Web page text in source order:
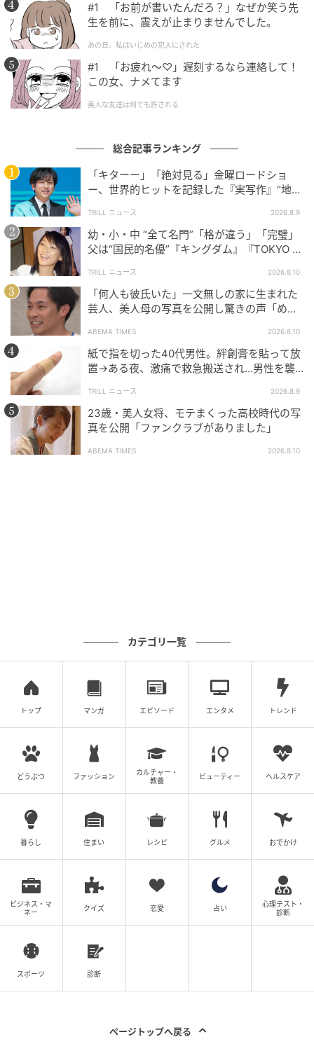
#1 「お前が書いたんだろ？」なぜか笑う先
生を前に、震えが止まりませんでした。
あの日、私はいじめの犯人にされた
#1 「お疲れ〜♡」遅刻するなら連絡して！
この女、ナメてます
美人な友達は何でも許される
総合記事ランキング
「キターー」「絶対見る」金曜ロードショ
ー、世界的ヒットを記録した『実写作』“地上
TRILL ニュース 2026.8.9
幼・小・中 “全て名門”「格が違う」「完璧」
父は“国民的名優”『キングダム』『TOKYO M
TRILL ニュース 2026.8.10
「何人も彼氏いた」一文無しの家に生まれた
芸人、美人母の写真を公開し驚きの声「めち
ABEMA TIMES 2026.8.10
紙で指を切った40代男性。絆創膏を貼って放
置→ある夜、激痛で救急搬送され…男性を襲
TRILL ニュース 2026.8.9
23歳・美人女将、モテまくった高校時代の写
真を公開「ファンクラブがありました」
ABEMA TIMES 2026.8.10
カテゴリ一覧
トップ マンガ エピソード エンタメ トレンド
どうぶつ ファッション
カルチャー・
教養
ビューティー ヘルスケア
暮らし 住まい レシピ グルメ おでかけ
ビジネス・マ
ネー
クイズ 恋愛 占い
心理テスト・
診断
スポーツ 診断
ページトップへ戻る